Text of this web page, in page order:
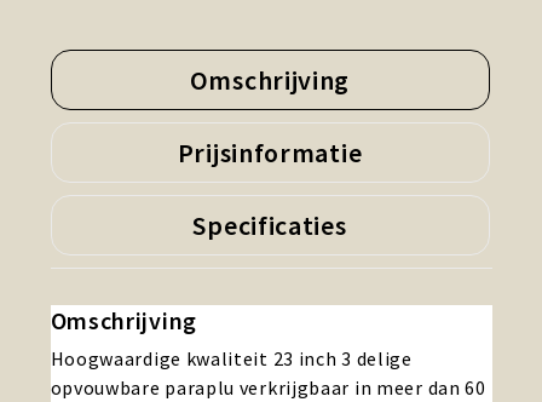
Omschrijving
Prijsinformatie
Specificaties
Omschrijving
Hoogwaardige kwaliteit 23 inch 3 delige
opvouwbare paraplu verkrijgbaar in meer dan 60